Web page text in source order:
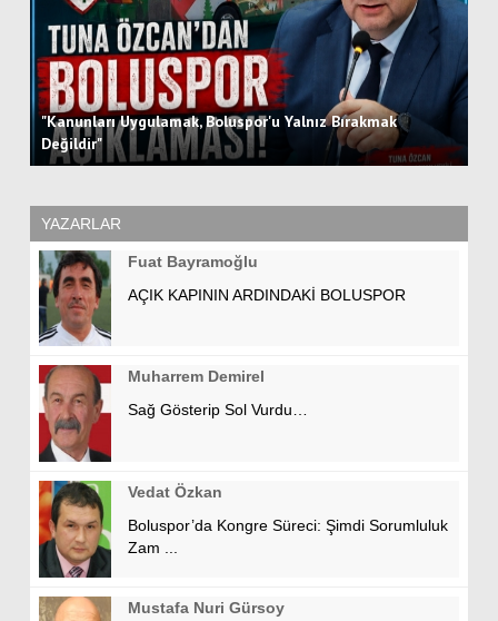
"Kanunları Uygulamak, Boluspor'u Yalnız Bırakmak
Değildir"
YAZARLAR
Fuat Bayramoğlu
AÇIK KAPININ ARDINDAKİ BOLUSPOR
Muharrem Demirel
Sağ Gösterip Sol Vurdu…
Vedat Özkan
Boluspor’da Kongre Süreci: Şimdi Sorumluluk
Zam ...
Mustafa Nuri Gürsoy